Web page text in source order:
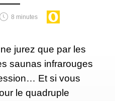
8 minutes
jurez que par les
saunas infrarouges
Et si vous
le quadruple